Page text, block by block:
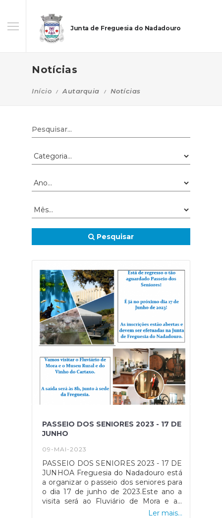
Junta de Freguesia do Nadadouro
Notícias
Início Autarquia Notícias
Pesquisar
PASSEIO DOS SENIORES 2023 - 17 DE
JUNHO
09-MAI-2023
PASSEIO DOS SENIORES 2023 - 17 DE
JUNHOA Freguesia do Nadadouro está
a organizar o passeio dos seniores para
o dia 17 de junho de 2023.Este ano a
visita será ao Fluviário de Mora e ao
Museu Rural e do Vinho do Cartaxo.As
Ler mais...